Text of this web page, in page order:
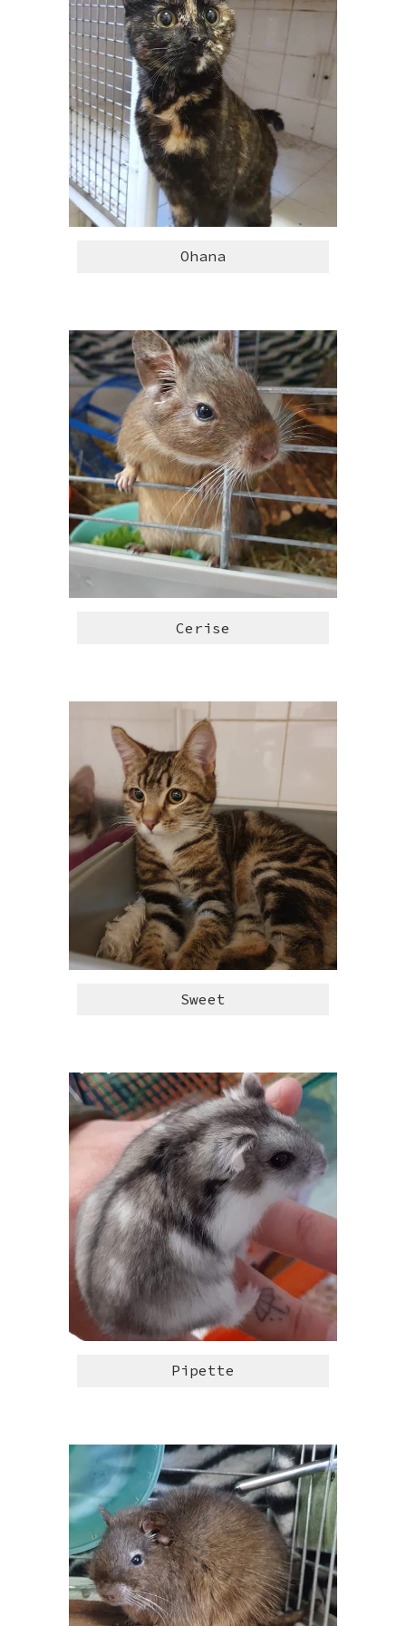
Ohana
Cerise
Sweet
Pipette